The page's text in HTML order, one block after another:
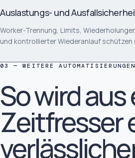
Auslastungs- und
Worker-Trennung, Limits,
und kontrollierter Wiederanlauf schützen
03 — WEITERE AUTOMATISIERUNGEN
So wird
Zeitfresser